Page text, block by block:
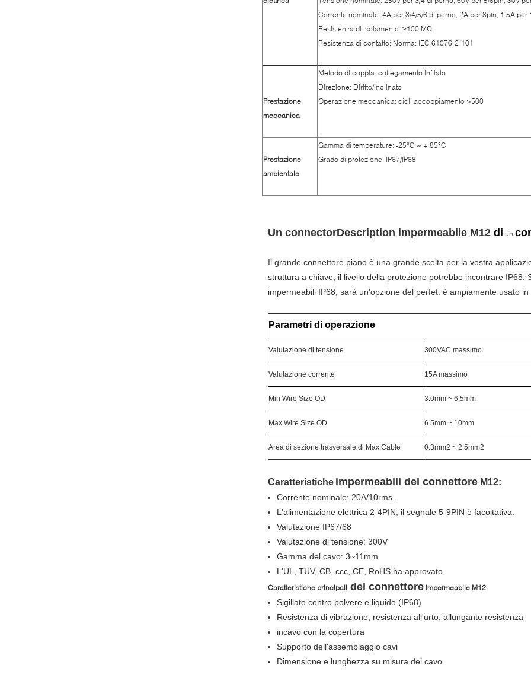
Corrente nominale: 4A per 3/4/5/6 di perno, 2A per 8pin, 1.5A per
Resistenza di isolamento: ≥100 MΩ
Resistenza di contatto: Norma: IEC 61076-2-101
Prestazione
meccanica
Metodo di coppia: collegamento infilato
Direzione: Diritto/inclinato
Operazione meccanica: cicli accoppiamento >500
Prestazione
ambientale
Gamma di temperature: -25°C ~ + 85°C
Grado di protezione: IP67/IP68
Un connectorDescription impermeabile M12 di un
Il grande connettore piano è una grande scelta per la vostra
struttura a chiave, il livello della protezione potrebbe incontrare IP68.
impermeabili IP68, sarà un'opzione del perfet. è ampiamente usato in
Parametri di operazione
Valutazione di tensione 300VAC massimo
Valutazione corrente 15A massimo
Min Wire Size OD 3.0mm ~ 6.5mm
Max Wire Size OD 6.5mm ~ 10mm
Area di sezione trasversale di Max.Cable 0.3mm2 ~ 2.5mm2
Caratteristiche impermeabili del connettore M12:
Corrente nominale: 20A/10rms.
L'alimentazione elettrica 2-4PIN, il segnale 5-9PIN è facoltativa.
Valutazione IP67/68
Valutazione di tensione: 300V
Gamma del cavo: 3~11mm
L'UL, TUV, CB, ccc, CE, RoHS ha approvato
Caratteristiche principali del connettore impermeabile M12
Sigillato contro polvere e liquido (IP68)
Resistenza di vibrazione, resistenza all'urto, allungante resistenza
incavo con la copertura
Supporto dell'assemblaggio cavi
Dimensione e lunghezza su misura del cavo